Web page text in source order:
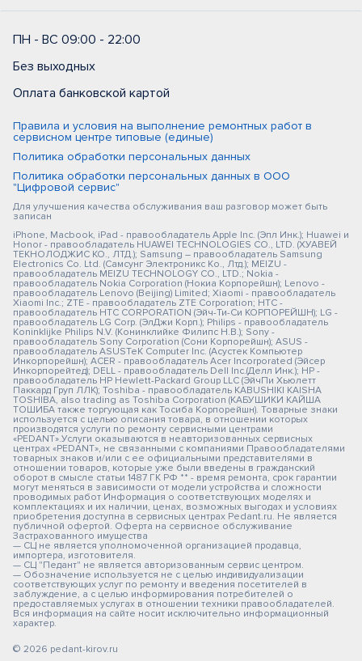
ПН - ВС 09:00 - 22:00
Без выходных
Оплата банковской картой
Правила и условия на выполнение ремонтных работ в
сервисном центре типовые (единые)
Политика обработки персональных данных
Политика обработки персональных данных в ООО
"Цифровой сервис"
Для улучшения качества обслуживания ваш разговор может быть
записан
iPhone, Macbook, iPad - правообладатель Apple Inc. (Эпл Инк.); Huawei и
Honor - правообладатель HUAWEI TECHNOLOGIES CO., LTD. (ХУАВЕЙ
ТЕКНОЛОДЖИС КО., ЛТД.); Samsung – правообладатель Samsung
Electronics Co. Ltd. (Самсунг Электроникс Ко., Лтд.); MEIZU -
правообладатель MEIZU TECHNOLOGY CO., LTD.; Nokia -
правообладатель Nokia Corporation (Нокиа Корпорейшн); Lenovo -
правообладатель Lenovo (Beijing) Limited; Xiaomi - правообладатель
Xiaomi Inc.; ZTE - правообладатель ZTE Corporation; HTC -
правообладатель HTC CORPORATION (Эйч-Ти-Си КОРПОРЕЙШН); LG -
правообладатель LG Corp. (ЭлДжи Корп.); Philips - правообладатель
Koninklijke Philips N.V. (Конинклийке Филипс Н.В.); Sony -
правообладатель Sony Corporation (Сони Корпорейшн); ASUS -
правообладатель ASUSTeK Computer Inc. (Асустек Компьютер
Инкорпорейшн); ACER - правообладатель Acer Incorporated (Эйсер
Инкорпорейтед); DELL - правообладатель Dell Inc.(Делл Инк.); HP -
правообладатель HP Hewlett-Packard Group LLC (ЭйчПи Хьюлетт
Паккард Груп ЛЛК); Toshiba - правообладатель KABUSHIKI KAISHA
TOSHIBA, also trading as Toshiba Corporation (КАБУШИКИ КАЙША
ТОШИБА также торгующая как Тосиба Корпорейшн). Товарные знаки
используется с целью описания товара, в отношении которых
производятся услуги по ремонту сервисными центрами
«PEDANT».Услуги оказываются в неавторизованных сервисных
центрах «PEDANT», не связанными с компаниями Правообладателями
товарных знаков и/или с ее официальными представителями в
отношении товаров, которые уже были введены в гражданский
оборот в смысле статьи 1487 ГК РФ ** - время ремонта, срок гарантии
могут меняться в зависимости от модели устройства и сложности
проводимых работ Информация о соответствующих моделях и
комплектациях и их наличии, ценах, возможных выгодах и условиях
приобретения доступна в сервисных центрах Pedant.ru. Не является
публичной офертой. Оферта на сервисное обслуживание
Застрахованного имущества
— СЦ не является уполномоченной организацией продавца,
импортера, изготовителя.
— СЦ "Педант" не является авторизованным сервис центром.
— Обозначение используется не с целью индивидуализации
соответствующих услуг по ремонту и введения посетителей в
заблуждение, а с целью информирования потребителей о
предоставляемых услугах в отношении техники правообладателей.
Вся информация на сайте носит исключительно информационный
характер.
© 2026 pedant-kirov.ru